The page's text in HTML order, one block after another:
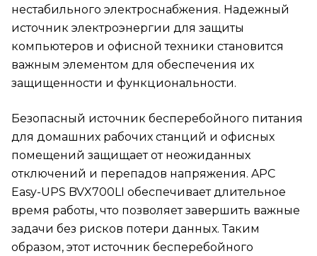
нестабильного электроснабжения. Надежный
источник электроэнергии для защиты
компьютеров и офисной техники становится
важным элементом для обеспечения их
защищенности и функциональности.
Безопасный источник бесперебойного питания
для домашних рабочих станций и офисных
помещений защищает от неожиданных
отключений и перепадов напряжения. APC
Easy-UPS BVX700LI обеспечивает длительное
время работы, что позволяет завершить важные
задачи без рисков потери данных. Таким
образом, этот источник бесперебойного